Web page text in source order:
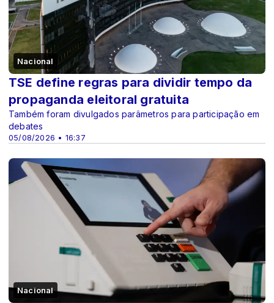
Nacional
05/08/2026 • 16:37
TSE define regras para dividir tempo da
propaganda eleitoral gratuita
Também foram divulgados parâmetros para participação em
debates
Nacional